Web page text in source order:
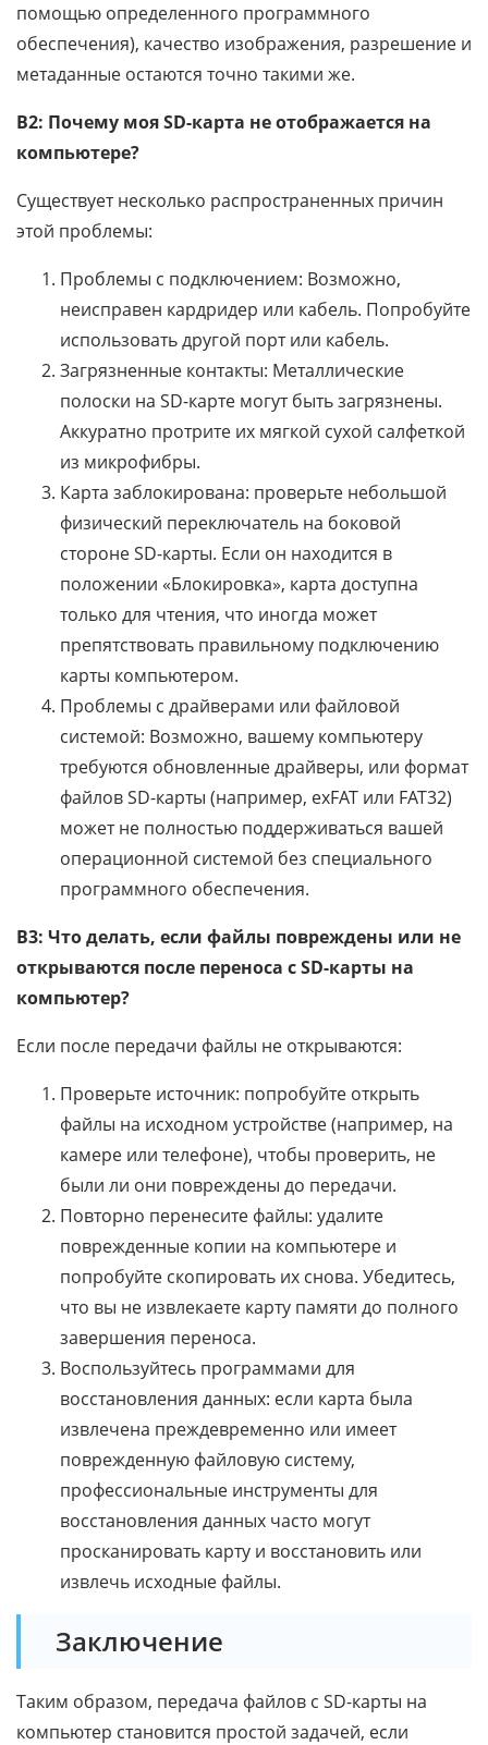
помощью определенного программного
обеспечения), качество изображения, разрешение и
метаданные остаются точно такими же.
В2: Почему моя SD-карта не отображается на
компьютере?
Существует несколько распространенных причин
этой проблемы:
Проблемы с подключением: Возможно,
неисправен кардридер или кабель. Попробуйте
использовать другой порт или кабель.
Загрязненные контакты: Металлические
полоски на SD-карте могут быть загрязнены.
Аккуратно протрите их мягкой сухой салфеткой
из микрофибры.
Карта заблокирована: проверьте небольшой
физический переключатель на боковой
стороне SD-карты. Если он находится в
положении «Блокировка», карта доступна
только для чтения, что иногда может
препятствовать правильному подключению
карты компьютером.
Проблемы с драйверами или файловой
системой: Возможно, вашему компьютеру
требуются обновленные драйверы, или формат
файлов SD-карты (например, exFAT или FAT32)
может не полностью поддерживаться вашей
операционной системой без специального
программного обеспечения.
В3: Что делать, если файлы повреждены или не
открываются после переноса с SD-карты на
компьютер?
Если после передачи файлы не открываются:
Проверьте источник: попробуйте открыть
файлы на исходном устройстве (например, на
камере или телефоне), чтобы проверить, не
были ли они повреждены до передачи.
Повторно перенесите файлы: удалите
поврежденные копии на компьютере и
попробуйте скопировать их снова. Убедитесь,
что вы не извлекаете карту памяти до полного
завершения переноса.
Воспользуйтесь программами для
восстановления данных: если карта была
извлечена преждевременно или имеет
поврежденную файловую систему,
профессиональные инструменты для
восстановления данных часто могут
просканировать карту и восстановить или
извлечь исходные файлы.
Заключение
Таким образом, передача файлов с SD-карты на
компьютер становится простой задачей, если